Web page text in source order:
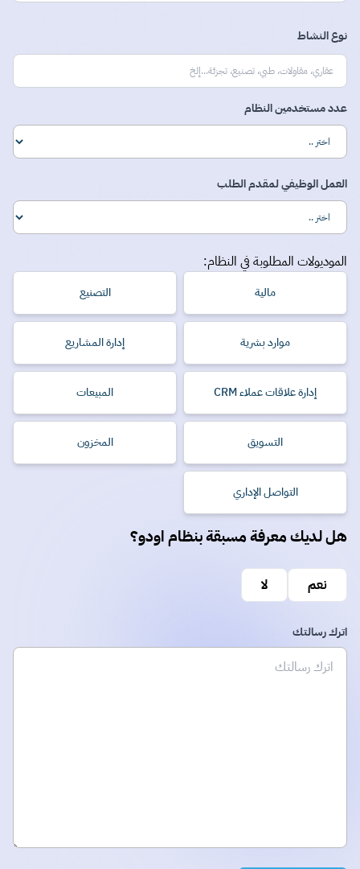
نوع النشاط
عدد مستخدمين النظام
العمل الوظيفي لمقدم الطلب
الموديولات المطلوبة في النظام:
مالية التصنيع
موارد بشرية إدارة المشاريع
إدارة علاقات عملاء CRM المبيعات
التسويق المخزون
التواصل الإداري
هل لديك معرفة مسبقة بنظام اودو؟
نعم لا
اترك رسالتك